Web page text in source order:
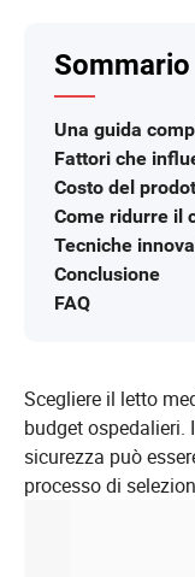
Sommario
Una guida
Fattori che
Costo del
Come ridurre il
Tecniche
Conclusione
FAQ
Scegliere il letto
budget ospedalieri.
sicurezza può
processo di